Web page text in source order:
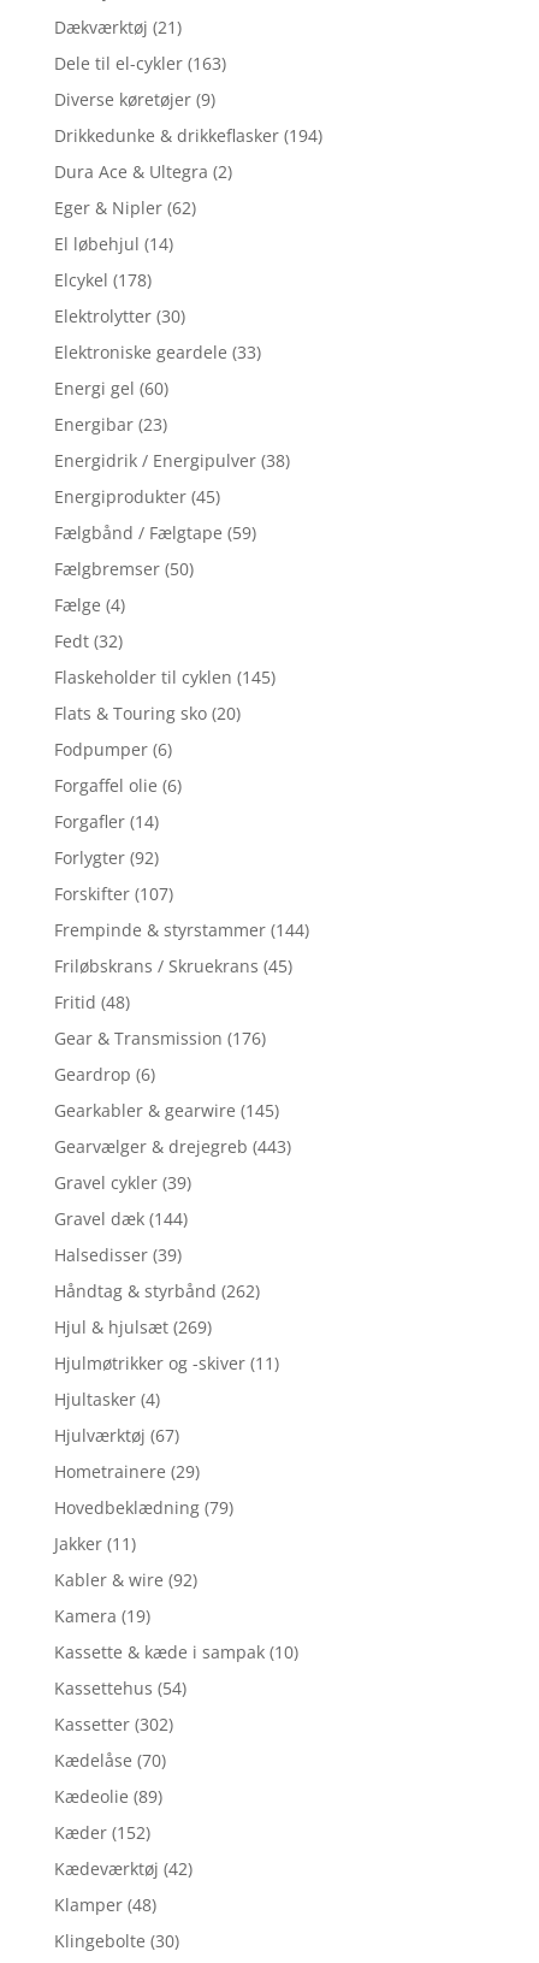
Dækværktøj (21)
Dele til el-cykler (163)
Diverse køretøjer (9)
Drikkedunke & drikkeflasker (194)
Dura Ace & Ultegra (2)
Eger & Nipler (62)
El løbehjul (14)
Elcykel (178)
Elektrolytter (30)
Elektroniske geardele (33)
Energi gel (60)
Energibar (23)
Energidrik / Energipulver (38)
Energiprodukter (45)
Fælgbånd / Fælgtape (59)
Fælgbremser (50)
Fælge (4)
Fedt (32)
Flaskeholder til cyklen (145)
Flats & Touring sko (20)
Fodpumper (6)
Forgaffel olie (6)
Forgafler (14)
Forlygter (92)
Forskifter (107)
Frempinde & styrstammer (144)
Friløbskrans / Skruekrans (45)
Fritid (48)
Gear & Transmission (176)
Geardrop (6)
Gearkabler & gearwire (145)
Gearvælger & drejegreb (443)
Gravel cykler (39)
Gravel dæk (144)
Halsedisser (39)
Håndtag & styrbånd (262)
Hjul & hjulsæt (269)
Hjulmøtrikker og -skiver (11)
Hjultasker (4)
Hjulværktøj (67)
Hometrainere (29)
Hovedbeklædning (79)
Jakker (11)
Kabler & wire (92)
Kamera (19)
Kassette & kæde i sampak (10)
Kassettehus (54)
Kassetter (302)
Kædelåse (70)
Kædeolie (89)
Kæder (152)
Kædeværktøj (42)
Klamper (48)
Klingebolte (30)